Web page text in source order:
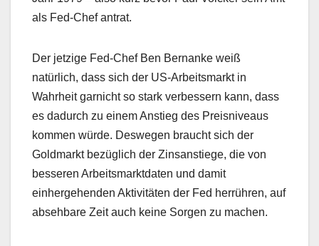
als Fed-Chef antrat.
Der jetzige Fed-Chef Ben Bernanke weiß
natürlich, dass sich der US-Arbeitsmarkt in
Wahrheit garnicht so stark verbessern kann, dass
es dadurch zu einem Anstieg des Preisniveaus
kommen würde. Deswegen braucht sich der
Goldmarkt bezüglich der Zinsanstiege, die von
besseren Arbeitsmarktdaten und damit
einhergehenden Aktivitäten der Fed herrühren, auf
absehbare Zeit auch keine Sorgen zu machen.